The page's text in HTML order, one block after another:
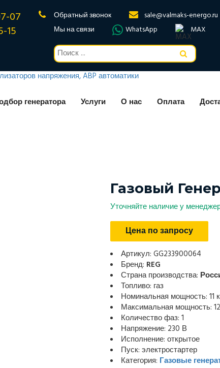
07
15
Обратный звонок
sale@valmaks-energo.ru
Мы на связи
WhatsApp MAX
генератора Услуги О нас Оплата
Газовый
Уточняйте наличие у
Цена по запросу
Артикул: GG233900064
Бренд: REG
Страна производства:
Топливо: газ
Номинальная мощность: 11
Максимальная мощность:
Количество фаз: 1
Напряжение: 230 В
Исполнение: открытое
Пуск: электростартер
Категория: Газовые